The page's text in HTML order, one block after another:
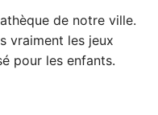
de notre ville.
vraiment les jeux
pour les enfants.